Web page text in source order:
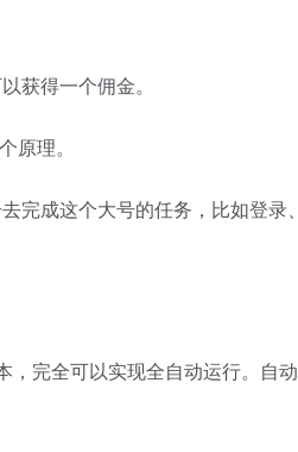
获得一个佣金。
原理。
完成这个大号的任务，比如登录
完全可以实现全自动运行。自动